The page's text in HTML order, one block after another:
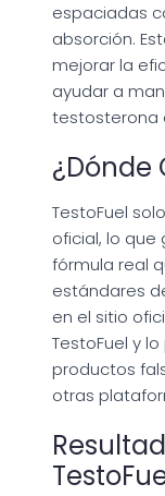
espaciadas
absorción.
mejorar la
ayudar a
testosterona
¿Dónde
TestoFuel
oficial, lo
fórmula real
estándares
en el sitio
TestoFuel y
productos
otras